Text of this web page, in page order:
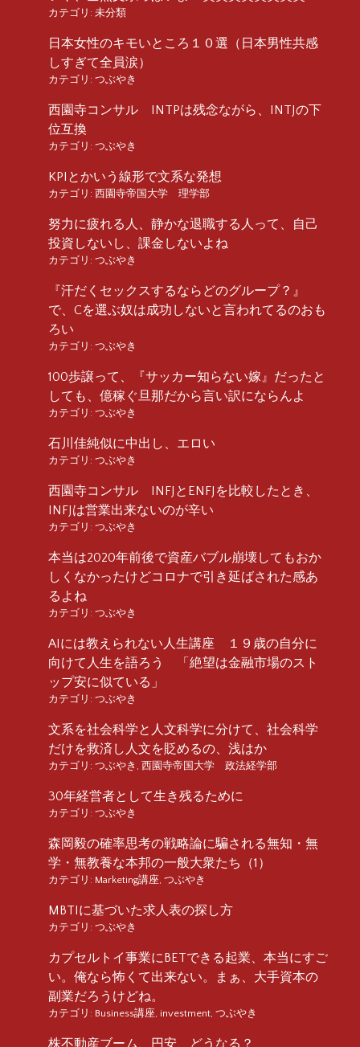
カテゴリ: 未分類
日本女性のキモいところ１０選（日本男性共感
しすぎて全員涙）
カテゴリ: つぶやき
西園寺コンサル INTPは残念ながら、INTJの下
位互換
カテゴリ: つぶやき
KPIとかいう線形で文系な発想
カテゴリ: 西園寺帝国大学 理学部
努力に疲れる人、静かな退職する人って、自己
投資しないし、課金しないよね
カテゴリ: つぶやき
『汗だくセックスするならどのグループ？』
で、Cを選ぶ奴は成功しないと言われてるのおも
ろい
カテゴリ: つぶやき
100歩譲って、『サッカー知らない嫁』だったと
しても、億稼ぐ旦那だから言い訳にならんよ
カテゴリ: つぶやき
石川佳純似に中出し、エロい
カテゴリ: つぶやき
西園寺コンサル INFJとENFJを比較したとき、
INFJは営業出来ないのが辛い
カテゴリ: つぶやき
本当は2020年前後で資産バブル崩壊してもおか
しくなかったけどコロナで引き延ばされた感あ
るよね
カテゴリ: つぶやき
AIには教えられない人生講座 １９歳の自分に
向けて人生を語ろう 「絶望は金融市場のスト
ップ安に似ている」
カテゴリ: つぶやき
文系を社会科学と人文科学に分けて、社会科学
だけを救済し人文を貶めるの、浅はか
カテゴリ: つぶやき 西園寺帝国大学 政法経学部
30年経営者として生き残るために
カテゴリ: つぶやき
森岡毅の確率思考の戦略論に騙される無知・無
学・無教養な本邦の一般大衆たち（1）
カテゴリ: Marketing講座 つぶやき
MBTIに基づいた求人表の探し方
カテゴリ: つぶやき
カプセルトイ事業にBETできる起業、本当にすご
い。俺なら怖くて出来ない。まぁ、大手資本の
副業だろうけどね。
カテゴリ: Business講座 investment つぶやき
株不動産ブーム、円安、どうなる？